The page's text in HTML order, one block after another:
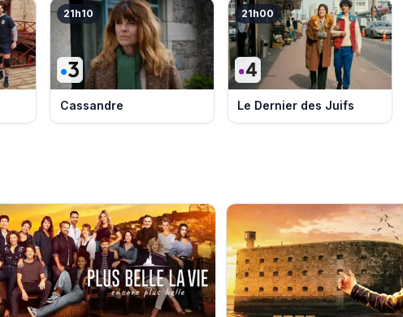
21h10
Cassandre
21h00
Le Dernier des Juifs